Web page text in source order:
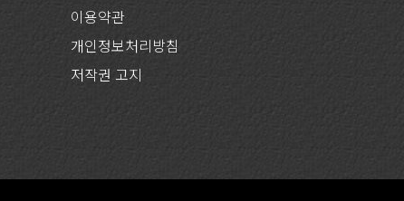
이용약관
개인정보처리방침
저작권 고지